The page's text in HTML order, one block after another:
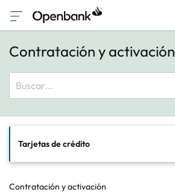
Contratación y activación
Tarjetas de crédito
Contratación y activación